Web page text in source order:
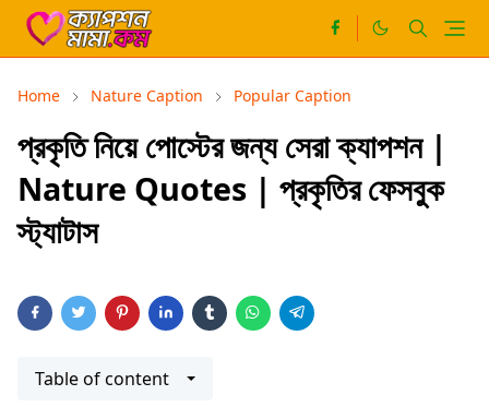
Home Nature Caption Popular Caption
প্রকৃতি নিয়ে পোস্টের জন্য সেরা ক্যাপশন |
Nature Quotes | প্রকৃতির ফেসবুক
স্ট্যাটাস
Table of content